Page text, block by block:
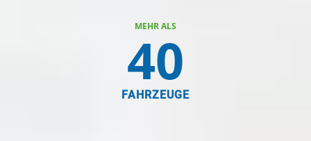
MEHR ALS
40
FAHRZEUGE